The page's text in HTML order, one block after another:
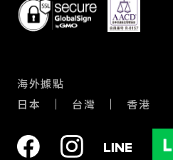
海外據點
日本
台灣 香港